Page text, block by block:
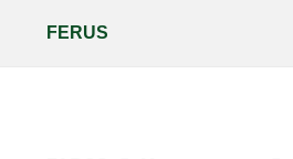
FERUS